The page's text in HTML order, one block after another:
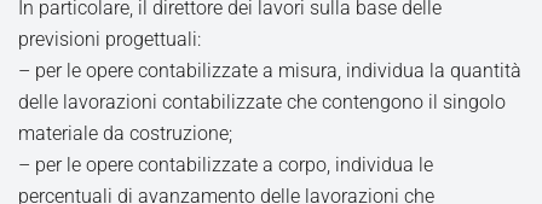
In particolare, il direttore dei lavori sulla base delle
previsioni progettuali:
– per le opere contabilizzate a misura, individua la quantità
delle lavorazioni contabilizzate che contengono il singolo
materiale da costruzione;
– per le opere contabilizzate a corpo, individua le
percentuali di avanzamento delle lavorazioni che